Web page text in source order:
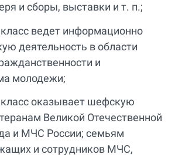
и сборы, выставки и т. п.;
ведет информационно
деятельность в области
и
молодежи;
оказывает шефскую
Великой Отечественной
и МЧС России; семьям
и сотрудников МЧС,